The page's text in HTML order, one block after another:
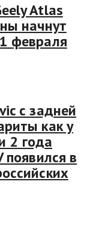
Atlas
начнут
февраля
с задней
как у
2 года
появился в